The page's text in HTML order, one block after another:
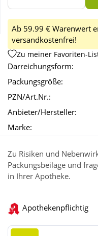
Wellness
Ab 59.99 € Warenwert
versandkostenfrei!
Zu meiner Favoriten-
Darreichungsform:
Packungsgröße:
PZN/Art.Nr.:
Anbieter/Hersteller:
Marke:
Zu Risiken und
Packungsbeilage und
in Ihrer Apotheke.
Apothekenpflichtig